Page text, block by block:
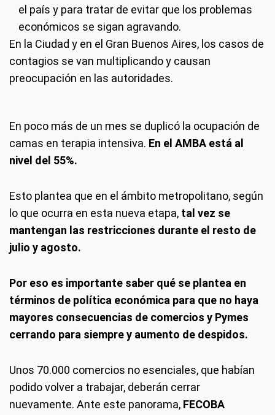
el país y para tratar de evitar que los problemas
económicos se sigan agravando.
En la Ciudad y en el Gran Buenos Aires, los casos de
contagios se van multiplicando y causan
preocupación en las autoridades.
En poco más de un mes se duplicó la ocupación de
camas en terapia intensiva. En el AMBA está al
nivel del 55%.
Esto plantea que en el ámbito metropolitano, según
lo que ocurra en esta nueva etapa, tal vez se
mantengan las restricciones durante el resto de
julio y agosto.
Por eso es importante saber qué se plantea en
términos de política económica para que no haya
mayores consecuencias de comercios y Pymes
cerrando para siempre y aumento de despidos.
Unos 70.000 comercios no esenciales, que habían
podido volver a trabajar, deberán cerrar
nuevamente. Ante este panorama, FECOBA